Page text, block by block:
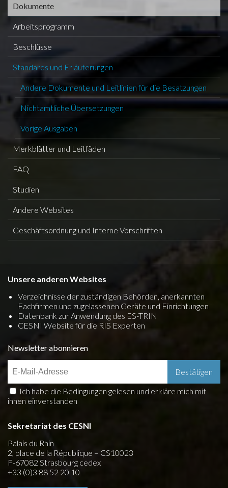
Dokumente
Arbeitsprogramm
Beschlüsse
Standards und Erläuterungen
Andere Dokumente und Leitlinien für die Besatzungen
Nichtamtliche Übersetzungen
Vorige Ausgaben
Merkblätter und Leitfäden
FAQ
Studien
Andere Websites
Geschäftsordnung und Interne Vorschriften
Unsere anderen Websites
Verzeichnisse der zuständigen Behörden, anerkannten
Fachfirmen und zugelassenen Geräte und Einrichtungen
Datenbank zur Anwendung des ES-TRIN
CESNI Website für die RIS Experten
Newsletter abonnieren
Ich habe die Bedingungen gelesen und erkläre mich mit
ihnen einverstanden
Sekretariat des CESNI
Palais du Rhin
2, place de la République – CS10023
F-67082 Strasbourg cedex
+33 (0)3 88 52 20 10